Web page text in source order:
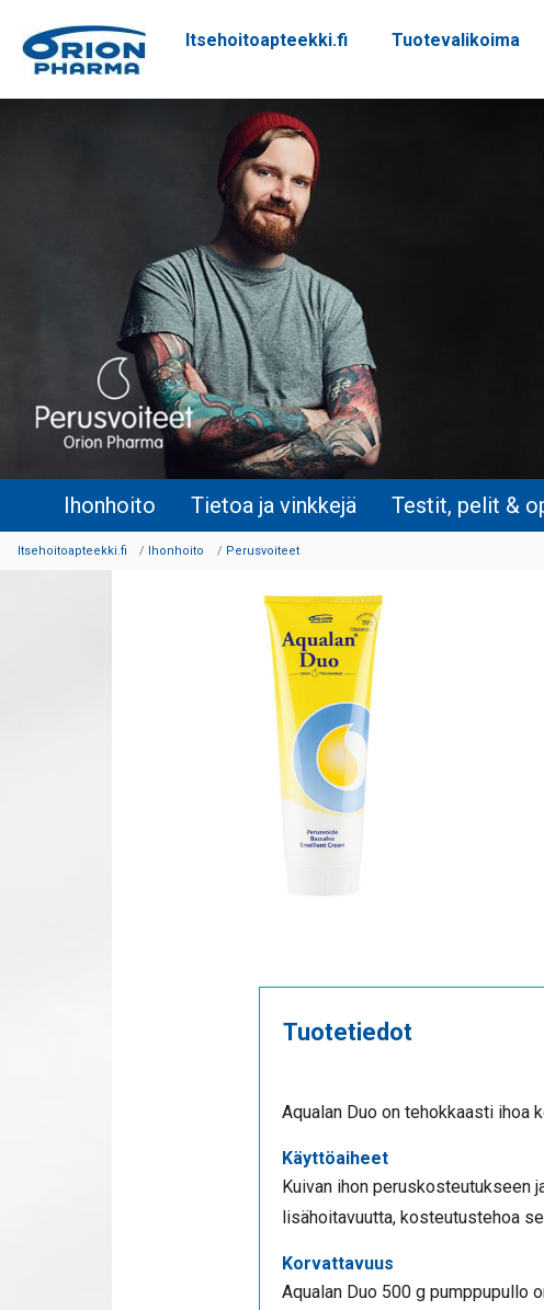
Siirry sisältöön
Itsehoitoapteekki.fi Tuotevalikoima
Ihonhoito Tietoa ja vinkkejä Testit, pelit &
Itsehoitoapteekki.fi Ihonhoito Perusvoiteet
Tuotetiedot
Aqualan Duo on tehokkaasti ihoa
Käyttöaiheet
Kuivan ihon peruskosteutukseen
lisähoitavuutta, kosteutustehoa
Korvattavuus
Aqualan Duo 500 g pumppupullo